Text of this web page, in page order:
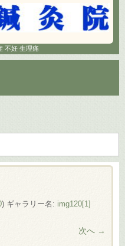
不妊 生理痛
) ギャラリー名: img120[1]
次へ →